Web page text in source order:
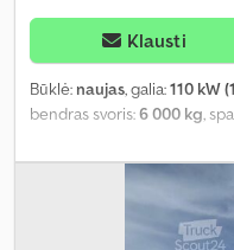
Klausti
Būklė: naujas, galia:110 kW
bendras svoris:6 000 kg,
ABS, centrinis
(ESP), oro